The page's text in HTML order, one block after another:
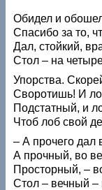
Обидел и
Спасибо за то,
Дал, стойкий,
Стол – на
Упорства.
Своротишь! И
Подстатный, и
Чтоб лоб свой
– А прочего дал
А прочный, во
Просторный, –
Стол – вечный –